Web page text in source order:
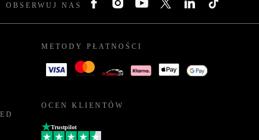
OBSERWUJ NAS
METODY PŁATNOŚCI
OCEN KLIENTÓW
Trustpilot